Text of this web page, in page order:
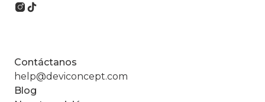
Contáctanos
help@deviconcept.com
Blog